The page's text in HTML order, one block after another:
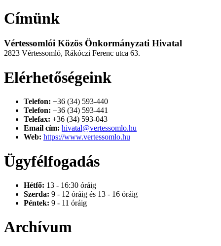
Címünk
Vértessomlói Közös Önkormányzati Hivatal
2823 Vértessomló, Rákóczi Ferenc utca 63.
Elérhetőségeink
Telefon: +36 (34) 593-440
Telefon: +36 (34) 593-441
Telefax: +36 (34) 593-043
Email cím: hivatal@vertessomlo.hu
Web: https://www.vertessomlo.hu
Ügyfélfogadás
Hétfő: 13 - 16:30 óráig
Szerda: 9 - 12 óráig és 13 - 16 óráig
Péntek: 9 - 11 óráig
Archívum